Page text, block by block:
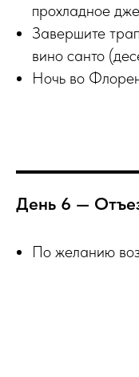
прохладное
Завершите
вино санто
Ночь во
День 6 —
По желанию